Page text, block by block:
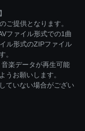
ご提供となります。
ファイル形式での1曲
ル形式のZIPファイル
。
楽データが再生可能
うお願いします。
ていない場合がござい